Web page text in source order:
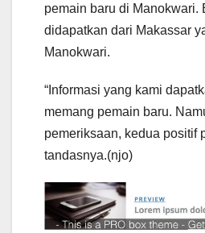
pemain baru di Manokwari.
didapatkan dari Makassar
Manokwari.
“Informasi yang kami
memang pemain baru.
pemeriksaan, kedua positif
tandasnya.(njo)